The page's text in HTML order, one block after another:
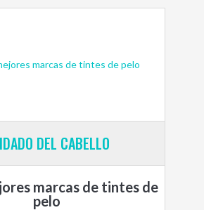
DEL CABELLO
marcas de tintes de
pelo